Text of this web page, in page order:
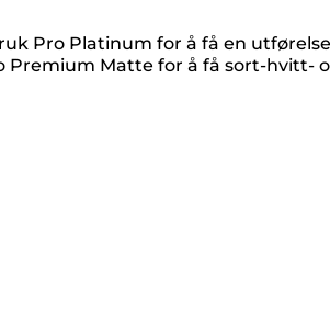
Pro Platinum for å få en utførelse
Premium Matte for å få sort-hvitt-